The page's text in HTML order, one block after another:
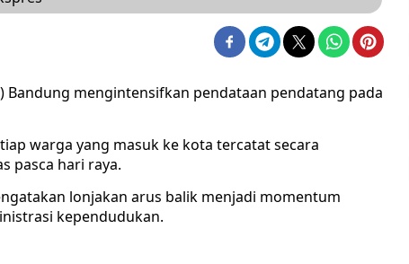
Bandung mengintensifkan pendataan pendatang pada
warga yang masuk ke kota tercatat secara
pasca hari raya.
lonjakan arus balik menjadi momentum
kependudukan.